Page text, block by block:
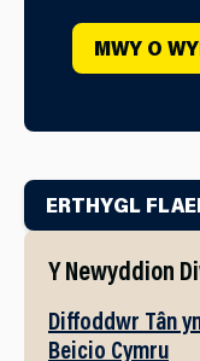
MWY O
ERTHYGL
Y Newyddion
Diffoddwr Tân
Beicio Cymru